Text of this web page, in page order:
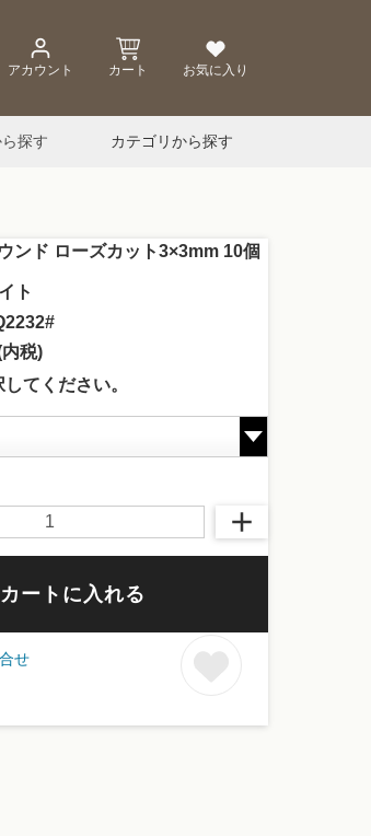
アカウント カート お気に入り
探す カテゴリから探す
ンド ローズカット3×3mm 10個
ト
税)
てください。
カートに入れる
せ